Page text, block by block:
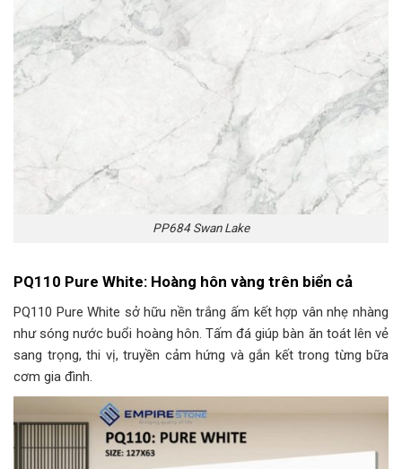
PP684 Swan Lake
PQ110 Pure White: Hoàng hôn vàng trên biển cả
PQ110 Pure White sở hữu nền trắng ấm kết hợp vân nhẹ nhàng
như sóng nước buổi hoàng hôn. Tấm đá giúp bàn ăn toát lên vẻ
sang trọng, thi vị, truyền cảm hứng và gắn kết trong từng bữa
cơm gia đình.